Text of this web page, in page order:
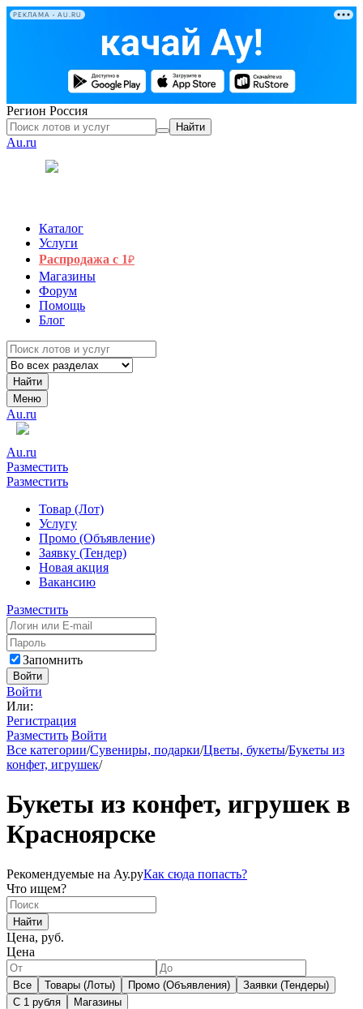
РЕКЛАМА • AU.RU
Регион Россия
Найти
Au.ru
Каталог
Услуги
Распродажа с 1₽
Магазины
Форум
Помощь
Блог
Найти
Меню
Au.ru
Au.ru
Разместить
Разместить
Товар (Лот)
Услугу
Промо (Объявление)
Заявку (Тендер)
Новая акция
Вакансию
Разместить
Запомнить
Войти
Войти
Или:
Регистрация
Разместить Войти
Все категории/Сувениры, подарки/Цветы, букеты/Букеты из
конфет, игрушек/
Букеты из конфет, игрушек в
Красноярске
Рекомендуемые на Ау.руКак сюда попасть?
Что ищем?
Найти
Цена, руб.
Цена
Все Товары (Лоты) Промо (Объявления)
Заявки (Тендеры)
С 1 рубля
Магазины